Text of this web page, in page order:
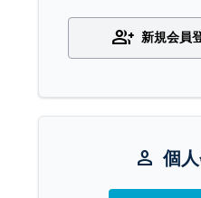
group_add 新規会員
person 個